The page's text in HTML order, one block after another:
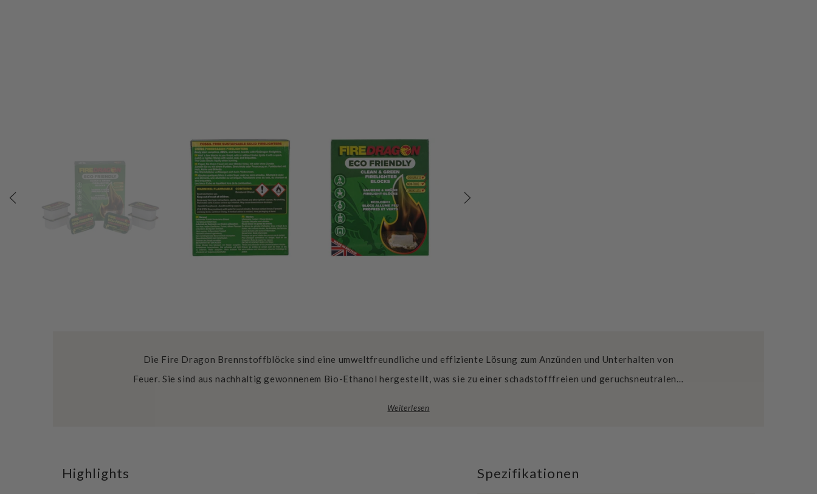
Die Fire Dragon Brennstoffblöcke sind eine umweltfreundliche und effiziente Lösung zum Anzünden und Unterhalten von
Feuer. Sie sind aus nachhaltig gewonnenem Bio-Ethanol hergestellt, was sie zu einer schadstofffreien und geruchsneutralen…
Weiterlesen
Highlights Spezifikationen